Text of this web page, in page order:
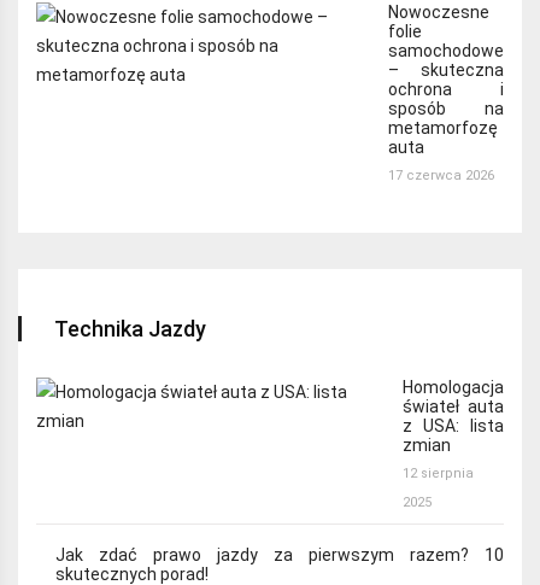
Nowoczesne
folie
samochodowe
– skuteczna
ochrona i
sposób na
metamorfozę
auta
17 czerwca 2026
Technika Jazdy
Homologacja
świateł auta
z USA: lista
zmian
12 sierpnia
2025
Jak zdać prawo jazdy za pierwszym razem? 10
skutecznych porad!